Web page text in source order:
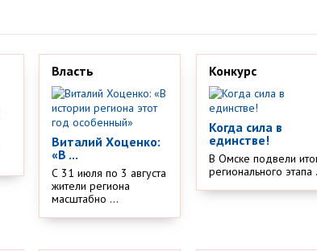
Власть
Виталий Хоценко:
«В ...
С 31 июля по 3 августа
жители региона
масштабно ...
Конкурс
Когда сила в
единстве!
В Омске подвели
регионального этапа